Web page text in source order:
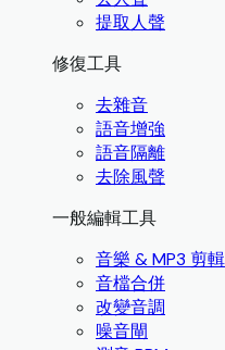
提取人聲
修復工具
去雜音
語音增強
語音隔離
去除風聲
一般編輯工具
音樂 & MP3 剪輯
音檔合併
改變音調
噪音閘